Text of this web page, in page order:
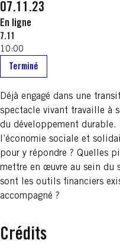
07.11.23
En ligne
7.11
10:00
Terminé
Déjà engagé dans une
spectacle vivant travaille à
du développement
l’économie sociale et
pour y répondre ? Quelles
mettre en œuvre au sein du
sont les outils financiers
accompagné ?
Crédits